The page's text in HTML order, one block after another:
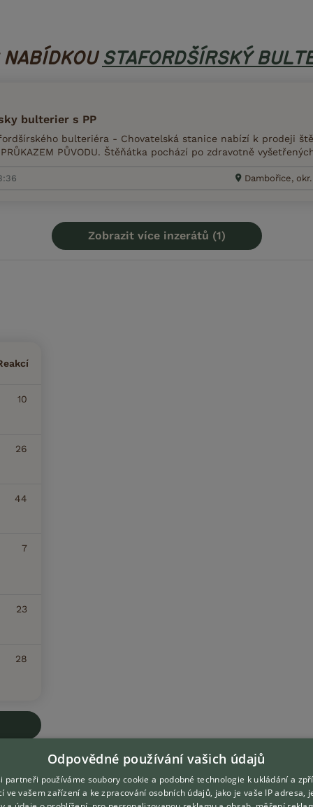
STAFORDŠÍRSKÝ
bulterier s PP
bulteriéra - Chovatelská stanice nabízí k prodeji
PŮVODU. Štěňátka pochází po zdravotně
Dambořice,
Zobrazit více inzerátů (1)
10
26
44
7
23
28
Odpovědné používání vašich údajů
partneři používáme soubory cookie a podobné technologie k ukládání a
ve vašem zařízení a ke zpracování osobních údajů, jako je vaše IP adresa,